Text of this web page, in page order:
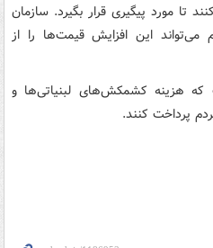
کنند تا مورد پیگیری قرار بگیرد. سازمان
این افزایش قیمت‌ها را از
که هزینه کشمکش‌های لبنیاتی‌ها و
پرداخت کنند.